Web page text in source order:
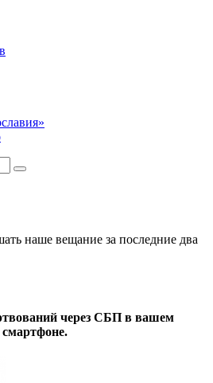
наше вещание за последние два
через СБП в вашем
смартфоне.